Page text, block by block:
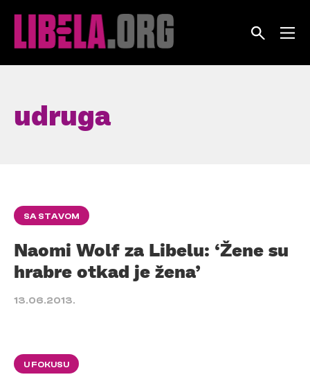
udruga
SA STAVOM
Naomi Wolf za Libelu: ‘Žene su
hrabre otkad je žena’
13.06.2013.
U FOKUSU